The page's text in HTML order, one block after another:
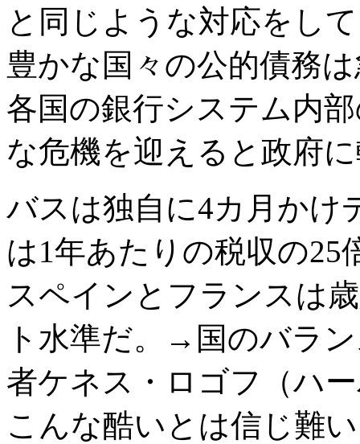
と同じような対応をし
豊かな国々の公的債務
各国の銀行システム内
な危機を迎えると政府
バスは独自に4カ月かけ
は1年あたりの税収の25
スペインとフランスは
ト水準だ。→国のバラ
者ケネス・ロゴフ（ハ
こんな酷いとは信じ難